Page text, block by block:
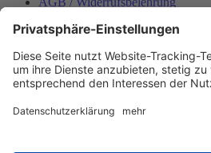
Datenschutzerklärung
Bestellung widerrufen
Mein konto